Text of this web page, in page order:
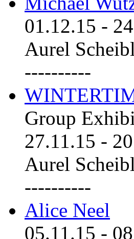
01.12.15 -
Aurel
----------
Group
27.11.15 -
Aurel
----------
Alice Neel
05.11.15 -